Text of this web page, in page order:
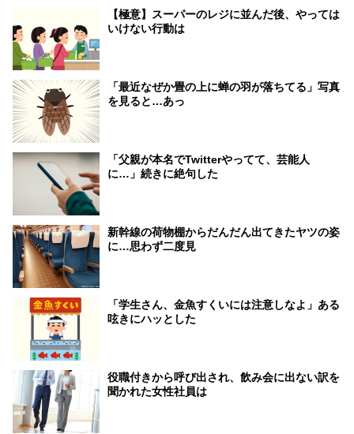
【極意】スーパーのレジに並んだ後、やっては
いけない行動は
「最近なぜか畳の上に蝉の羽が落ちてる」写真
を見ると…あっ
「父親が本名でTwitterやってて、芸能人
に…」続きに絶句した
新幹線の荷物棚からだんだん出てきたヤツの姿
に…思わず二度見
「学生さん、金魚すくいには注意しなよ」ある
呟きにハッとした
役職付きから呼び出され、飲み会に出ない訳を
聞かれた女性社員は